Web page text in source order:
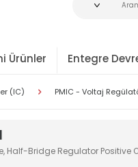
Ürünler Entegre
(IC) PMIC - Voltaj
Half-Bridge Regulator